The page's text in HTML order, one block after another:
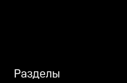
Разделы